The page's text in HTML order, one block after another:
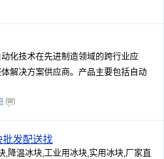
化技术在先进制造领域的跨行业应
解决方案供应商。产品主要包括自动
批发配送找
,降温冰块,工业用冰块,实用冰块,厂家直